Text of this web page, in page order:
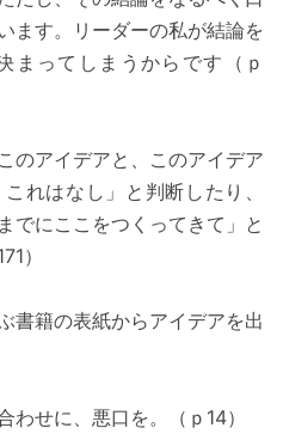
ます。リーダーの私が結論を
まってしまうからです（ｐ
のアイデアと、このアイデア
れはなし」と判断したり、
でにここをつくってきて」と
）
書籍の表紙からアイデアを出
わせに、悪口を。（ｐ14）